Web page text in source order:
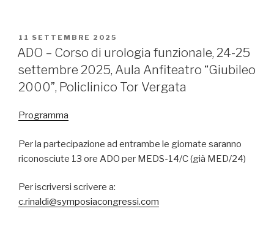
PUBBLICATO
IL
11 SETTEMBRE 2025
ADO – Corso di urologia funzionale, 24-25
settembre 2025, Aula Anfiteatro “Giubileo
2000”, Policlinico Tor Vergata
Programma
Per la partecipazione ad entrambe le giornate saranno
riconosciute 13 ore ADO per MEDS-14/C (già MED/24)
Per iscriversi scrivere a:
c.rinaldi@symposiacongressi.com